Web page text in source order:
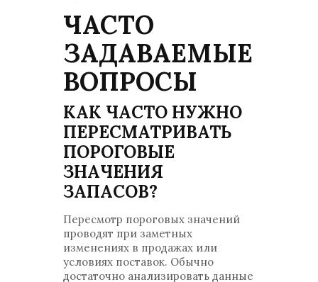
ЧАСТО
ЗАДАВАЕМЫЕ
ВОПРОСЫ
КАК ЧАСТО НУЖНО
ПЕРЕСМАТРИВАТЬ
ПОРОГОВЫЕ
ЗНАЧЕНИЯ
ЗАПАСОВ?
Пересмотр пороговых значений
проводят при заметных
изменениях в продажах или
условиях поставок. Обычно
достаточно анализировать данные